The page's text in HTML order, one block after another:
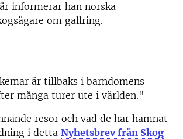
informerar han norska
om gallring.
är tillbaks i barndomens
många turer ute i världen."
resor och vad de har hamnat
i detta Nyhetsbrev från Skog